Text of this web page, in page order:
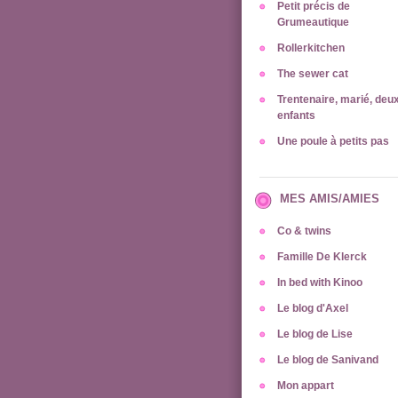
Petit précis de
Grumeautique
Rollerkitchen
The sewer cat
Trentenaire, marié,
enfants
Une poule à petits pas
MES AMIS/AMIES
Co & twins
Famille De Klerck
In bed with Kinoo
Le blog d'Axel
Le blog de Lise
Le blog de Sanivand
Mon appart